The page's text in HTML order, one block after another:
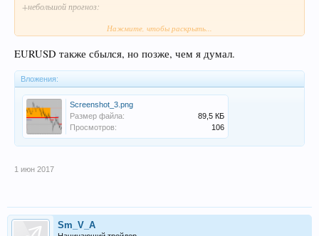
+небольшой прогноз:
Посмотреть вложение 8792Нажмите, чтобы раскрыть...
EURUSD также сбылся, но позже, чем я думал.
Вложения:
Screenshot_3.png
Размер файла:
89,5 КБ
Просмотров:
106
1 июн 2017
Sm_V_A